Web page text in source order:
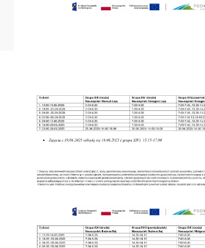
Zespół Szkół Licealnych im. Bolesława